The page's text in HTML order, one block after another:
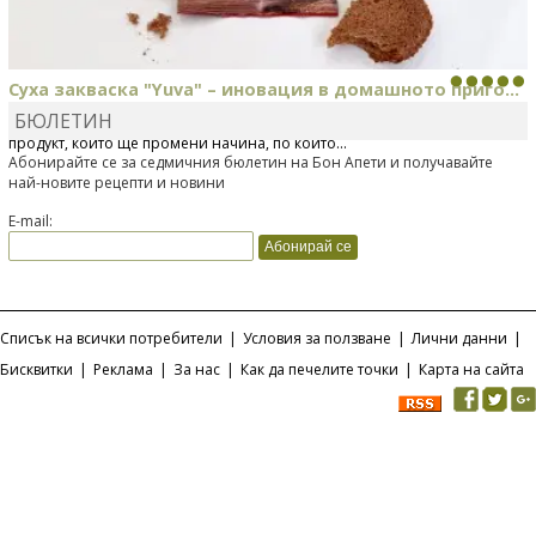
Суха закваска "Yuva" – иновация в домашното приго...
Отскоро Лесафр България стартира предлагането на изцяло нов
продукт, който ще промени начина, по който...
БЮЛЕТИН
Абонирайте се за седмичния бюлетин на Бон Апети и получавайте
най-новите рецепти и новини
E-mail:
Списък на всички потребители | Условия за ползване | Лични данни |
Бисквитки | Реклама | За нас | Как да печелите точки | Карта на сайта